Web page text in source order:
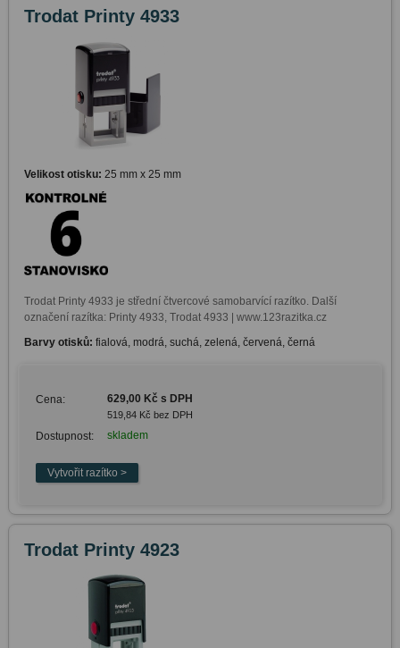
Trodat Printy 4933
Velikost otisku: 25 mm x 25 mm
Trodat Printy 4933 je střední čtvercové samobarvící razítko. Další
označení razítka: Printy 4933, Trodat 4933 | www.123razitka.cz
Barvy otisků: fialová, modrá, suchá, zelená, červená, černá
Cena: 629,00 Kč s DPH
519,84 Kč bez DPH
Dostupnost: skladem
Trodat Printy 4923